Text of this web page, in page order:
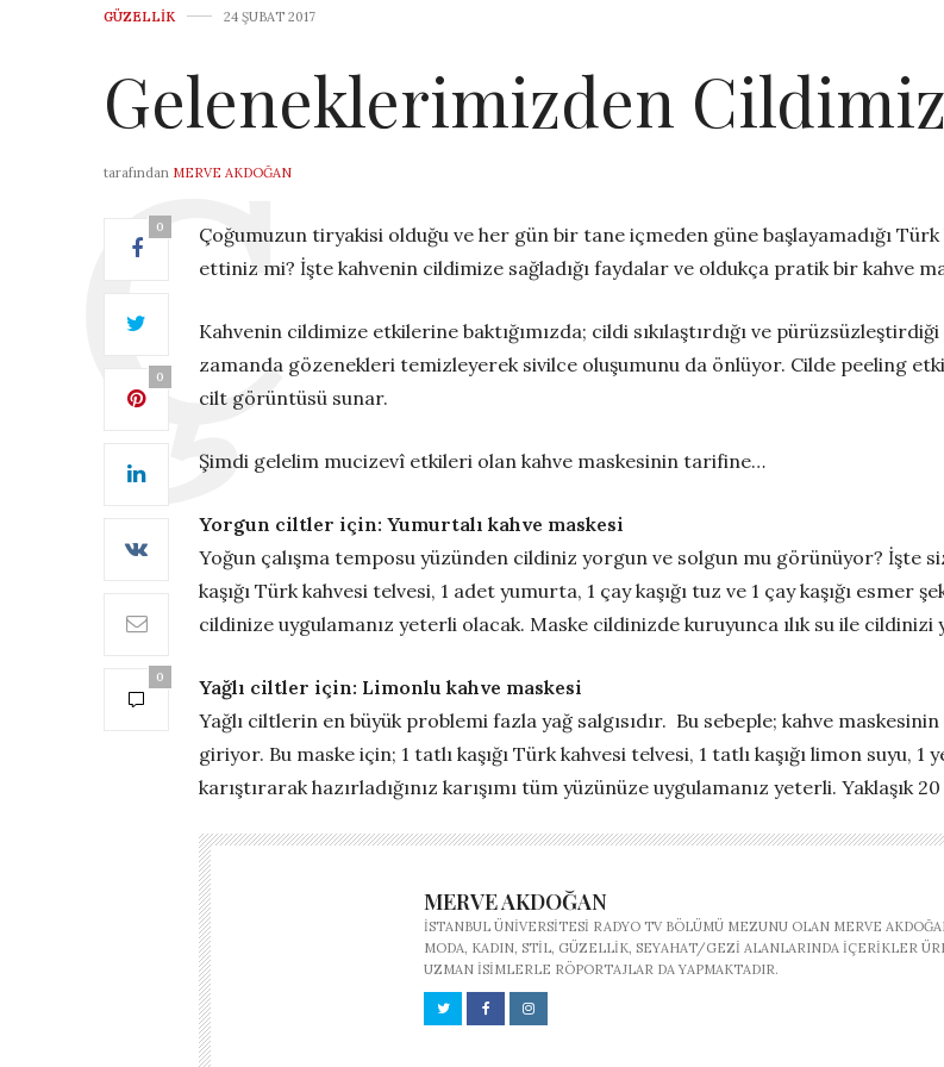
GÜZELLIK 24 ŞUBAT 2017
Geleneklerimizden
tarafından MERVE AKDOĞAN
0
0
0
Çoğumuzun tiryakisi olduğu ve her gün bir tane içmeden güne başlayamadığı
ettiniz mi? İşte kahvenin cildimize sağladığı faydalar ve oldukça pratik bir kahve
Kahvenin cildimize etkilerine baktığımızda; cildi sıkılaştırdığı ve
zamanda gözenekleri temizleyerek sivilce oluşumunu da önlüyor. Cilde peeling
cilt görüntüsü sunar.
Şimdi gelelim mucizevî etkileri olan kahve maskesinin tarifine…
Yorgun ciltler için: Yumurtalı kahve maskesi
Yoğun çalışma temposu yüzünden cildiniz yorgun ve solgun mu görünüyor? İşte
kaşığı Türk kahvesi telvesi, 1 adet yumurta, 1 çay kaşığı tuz ve 1 çay kaşığı esmer
cildinize uygulamanız yeterli olacak. Maske cildinizde kuruyunca ılık su ile
Yağlı ciltler için: Limonlu kahve maskesi
Yağlı ciltlerin en büyük problemi fazla yağ salgısıdır. Bu sebeple; kahve
giriyor. Bu maske için; 1 tatlı kaşığı Türk kahvesi telvesi, 1 tatlı kaşığı limon suyu, 1
karıştırarak hazırladığınız karışımı tüm yüzünüze uygulamanız yeterli.
MERVE AKDOĞAN
İSTANBUL ÜNIVERSITESI RADYO TV BÖLÜMÜ MEZUNU OLAN MERVE
MODA, KADIN, STIL, GÜZELLIK, SEYAHAT/GEZI ALANLARINDA IÇERIKLER
UZMAN ISIMLERLE RÖPORTAJLAR DA YAPMAKTADIR.